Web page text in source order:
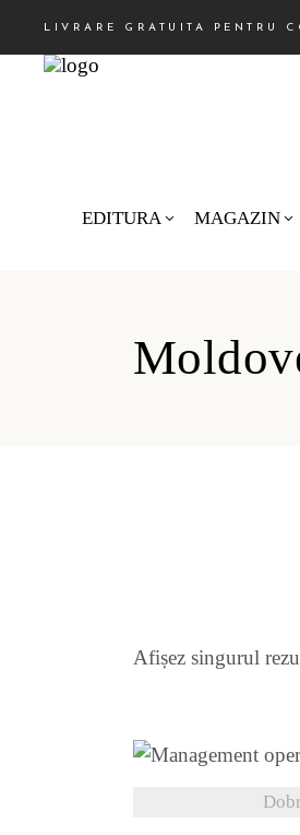
LIVRARE GRATUITA PENTRU
EDITURA MAGAZIN
Afișez singurul